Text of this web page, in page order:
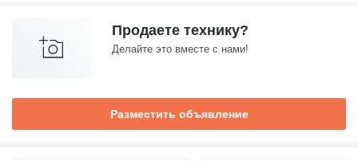
Продаете технику?
Делайте это вместе с нами!
Разместить объявление